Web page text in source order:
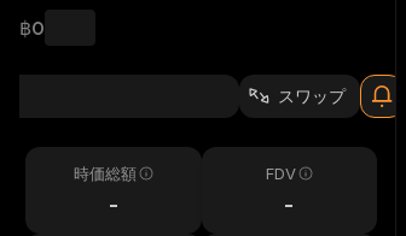
฿0
スワップ
時価総額
-
FDV
-